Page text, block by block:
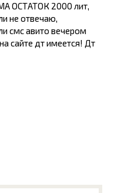
ОСТАТОК 2000 лит,
не отвечаю,
смс авито вечером
сайте дт имеется! Дт